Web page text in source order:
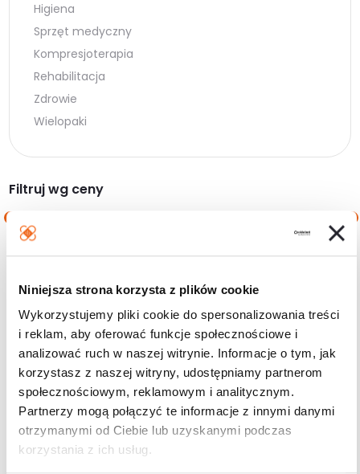
Niniejsza strona korzysta z plików cookie
Wykorzystujemy pliki cookie do spersonalizowania treści
i reklam, aby oferować funkcje społecznościowe i
analizować ruch w naszej witrynie. Informacje o tym, jak
korzystasz z naszej witryny, udostępniamy partnerom
społecznościowym, reklamowym i analitycznym.
Partnerzy mogą połączyć te informacje z innymi danymi
otrzymanymi od Ciebie lub uzyskanymi podczas
korzystania z ich usług.
Higiena
Sprzęt medyczny
Kompresjoterapia
Rehabilitacja
Zdrowie
Wielopaki
Filtruj wg ceny
min.
maks.
Filtruj
Darmowa dostawa
od 200zł